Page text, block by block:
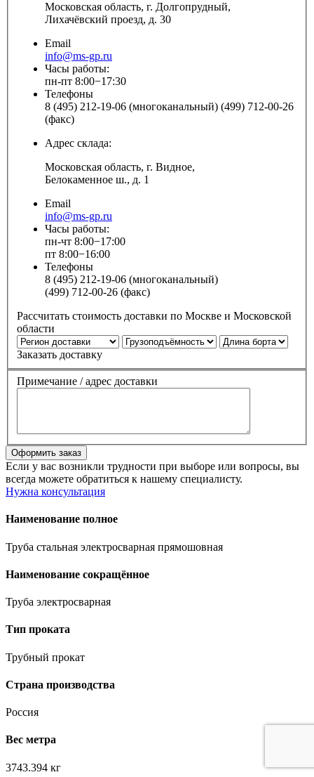
Московская область, г. Долгопрудный,
Лихачёвский проезд, д. 30
Email
info@ms-gp.ru
Часы работы:
пн-пт 8:00−17:30
Телефоны
8 (495) 212-19-06 (многоканальный) (499) 712-00-26
(факс)
Адрес склада:
Московская область, г. Видное,
Белокаменное ш., д. 1
Email
info@ms-gp.ru
Часы работы:
пн-чт 8:00−17:00
пт 8:00−16:00
Телефоны
8 (495) 212-19-06 (многоканальный)
(499) 712-00-26 (факс)
Рассчитать стоимость доставки по Москве и Московской
области
Заказать доставку
Примечание / адрес доставки
Если у вас возникли трудности при выборе или вопросы, вы
всегда можете обратиться к нашему специалисту.
Нужна консультация
Наименование полное
Труба стальная электросварная прямошовная
Наименование сокращённое
Труба электросварная
Тип проката
Трубный прокат
Страна производства
Россия
Вес метра
3743.394 кг